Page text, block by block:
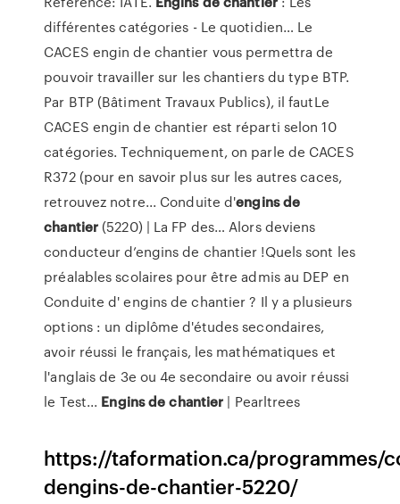
différentes catégories - Le quotidien… Le
CACES engin de chantier vous permettra de
pouvoir travailler sur les chantiers du type BTP.
Par BTP (Bâtiment Travaux Publics), il fautLe
CACES engin de chantier est réparti selon 10
catégories. Techniquement, on parle de CACES
R372 (pour en savoir plus sur les autres caces,
retrouvez notre... Conduite d'enginsde
chantier (5220) | La FP des… Alors deviens
conducteur d’engins de chantier !Quels sont les
préalables scolaires pour être admis au DEP en
Conduite d' engins de chantier ? Il y a plusieurs
options : un diplôme d'études secondaires,
avoir réussi le français, les mathématiques et
l'anglais de 3e ou 4e secondaire ou avoir réussi
le Test... Enginsde chantier | Pearltrees
https://taformation.ca/programmes/
dengins-de-chantier-5220/